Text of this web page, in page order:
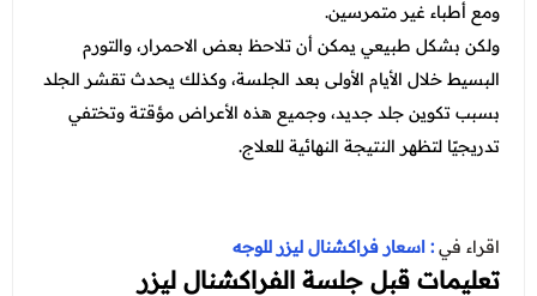
ومع أطباء غير متمرسين.
ولكن بشكل طبيعي يمكن أن تلاحظ بعض الاحمرار، والتورم
البسيط خلال الأيام الأولى بعد الجلسة، وكذلك يحدث تقشر الجلد
بسبب تكوين جلد جديد، وجميع هذه الأعراض مؤقتة وتختفي
تدريجيًا لتظهر النتيجة النهائية للعلاج.
اقراء في: اسعار فراكشنال ليزر للوجه
تعليمات قبل جلسة الفراكشنال ليزر